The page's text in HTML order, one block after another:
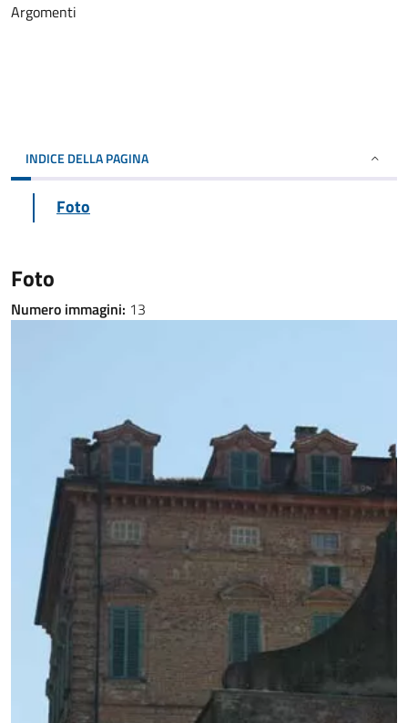
Argomenti
INDICE DELLA PAGINA
Foto
Foto
Numero immagini: 13